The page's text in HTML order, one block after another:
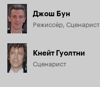
Джош Бун
Режиссёр, Сценарист
Кнейт Гуолтни
Сценарист